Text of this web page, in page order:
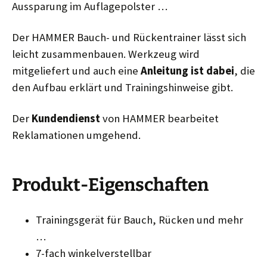
Aussparung im Auflagepolster …
Der HAMMER Bauch- und Rückentrainer lässt sich
leicht zusammenbauen. Werkzeug wird
mitgeliefert und auch eine Anleitung ist dabei, die
den Aufbau erklärt und Trainingshinweise gibt.
Der Kundendienstvon HAMMER bearbeitet
Reklamationen umgehend.
Produkt-Eigenschaften
Trainingsgerät für Bauch, Rücken und mehr
…
7-fach winkelverstellbar